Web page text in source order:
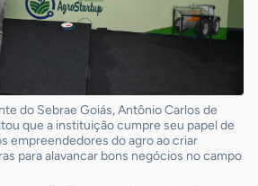
do Sebrae Goiás, Antônio Carlos de
que a instituição cumpre seu papel de
empreendedores do agro ao criar
para alavancar bons negócios no campo